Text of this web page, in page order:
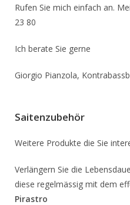
Rufen Sie mich einfach an.
23 80
Ich berate Sie gerne
Giorgio Pianzola,
Saitenzubehör
Weitere Produkte die Sie
Verlängern Sie die
diese regelmässig mit dem
Pirastro